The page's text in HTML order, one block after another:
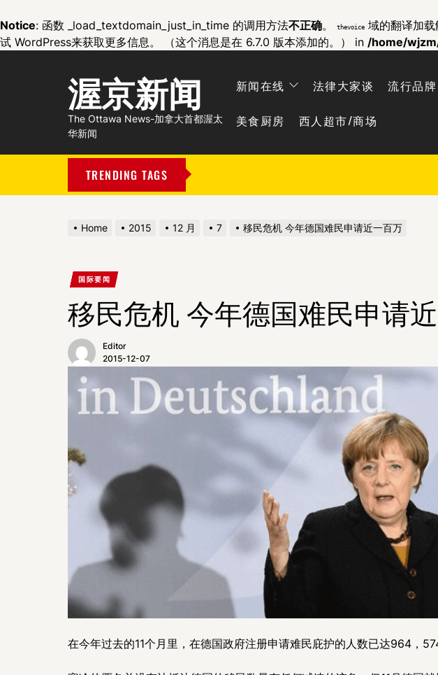
Notice: 函数 _load_textdomain_just_in_time 的调用方法不正确。 thevoice 域的翻译加
试 WordPress来获取更多信息。 （这个消息是在 6.7.0 版本添加的。） in /home/
渥京新闻
The Ottawa News-加拿大首都渥太
华新闻
新闻在线 法律大家谈 流行品牌
美食厨房 西人超市/商场
TRENDING TAGS
Home 2015 12 月 7 移民危机 今年德国难民申请近一百万
国际要闻
移民危机 今年德国难民申请
Editor
2015-12-07
在今年过去的11个月里，在德国政府注册申请难民庇护的人数已达964，